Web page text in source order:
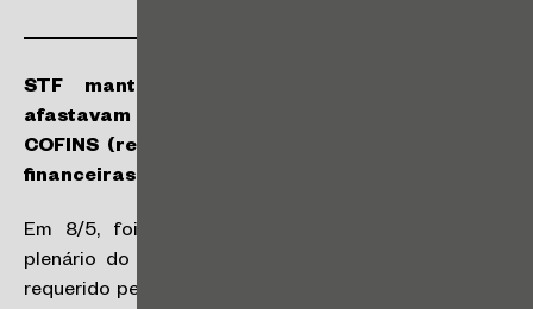
STF mantém suspensão de decisões que
afastavam as novas alíquotas reduzidas de PIS e
COFINS (regime não-cumulativo) sobre receitas
financeiras
Em 8/5, foi publicado o acórdão proferido pelo
plenário do STF que, ao apreciar o pedido cautelar
requerido pela Presidência da República nos autos da